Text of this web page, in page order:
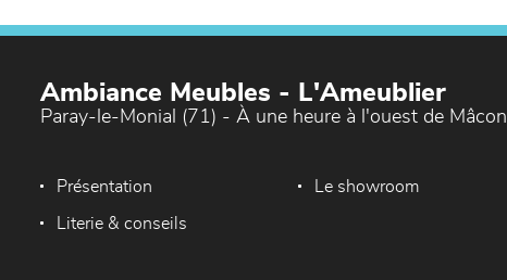
Ambiance Meubles - L'Ameublier
Paray-le-Monial (71) - À une heure à l'ouest de Mâcon
Présentation Le showroom
Literie & conseils